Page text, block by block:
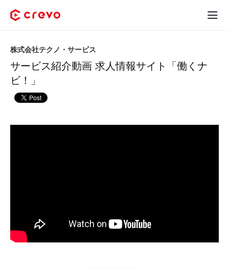
採用コンテンツ制作
サービス
制作実績
会社概要
サービス紹介動画 求人情報サイト「働くナ
ビ！」
株式会社テクノ・サービス